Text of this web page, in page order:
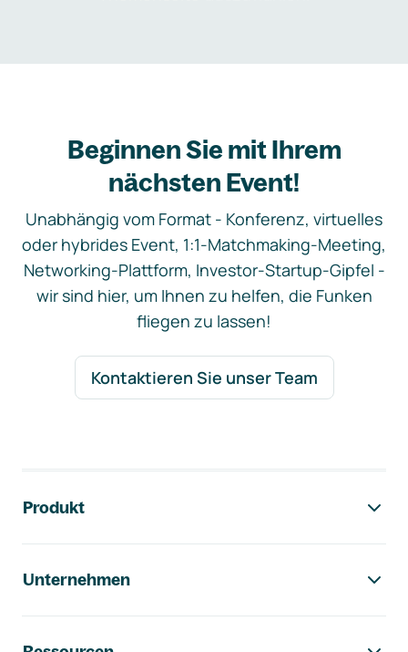
Beginnen Sie mit Ihrem
nächsten Event!
Unabhängig vom Format - Konferenz, virtuelles
oder hybrides Event, 1:1-Matchmaking-Meeting,
Networking-Plattform, Investor-Startup-Gipfel -
wir sind hier, um Ihnen zu helfen, die Funken
fliegen zu lassen!
Kontaktieren Sie unser Team
Produkt
Unternehmen